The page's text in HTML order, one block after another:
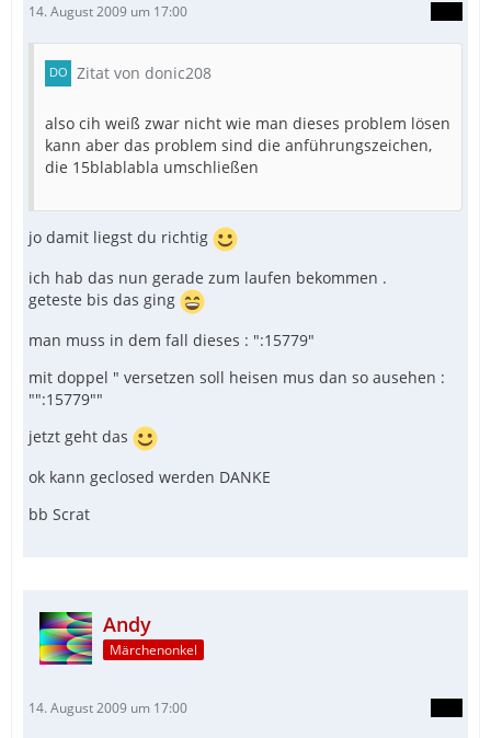
14. August 2009 um 17:00
Zitat von donic208
also cih weiß zwar nicht wie man dieses problem lösen
kann aber das problem sind die anführungszeichen,
die 15blablabla umschließen
jo damit liegst du richtig
ich hab das nun gerade zum laufen bekommen .
geteste bis das ging
man muss in dem fall dieses : ":15779"
mit doppel " versetzen soll heisen mus dan so ausehen :
"":15779""
jetzt geht das
ok kann geclosed werden DANKE
bb Scrat
Andy
Märchenonkel
14. August 2009 um 17:00